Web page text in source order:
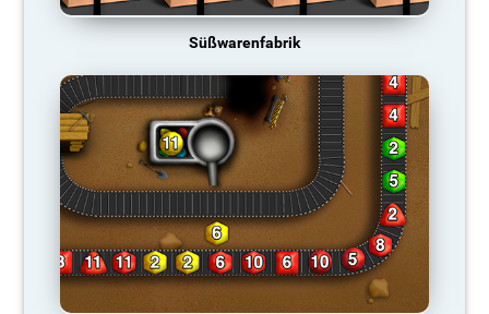
Süßwarenfabrik